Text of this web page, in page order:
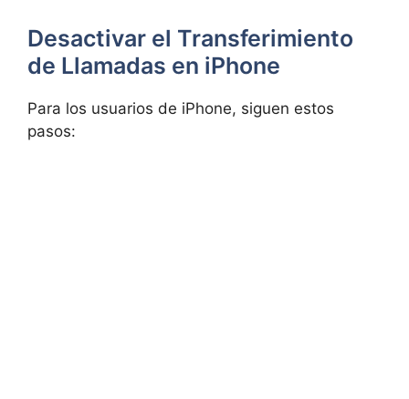
Desactivar el Transferimiento
de Llamadas en iPhone
Para los usuarios de iPhone, siguen estos
pasos: